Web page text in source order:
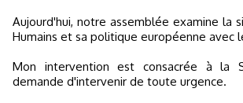
Aujourd'hui, notre assemblée examine la
Humains et sa politique européenne avec
Mon intervention est consacrée à la
demande d'intervenir de toute urgence.